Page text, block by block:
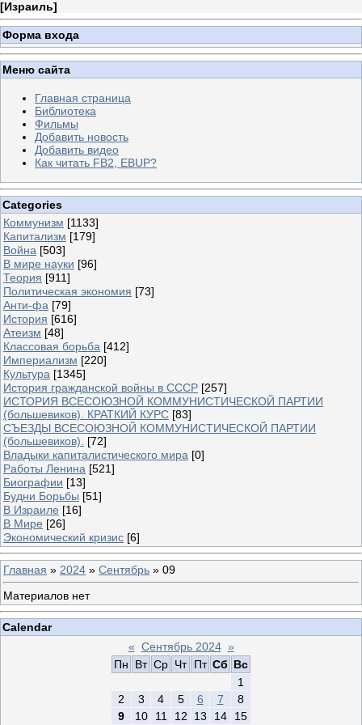
[Израиль]
Форма входа
Меню сайта
Главная страница
Библиотека
Фильмы
Добавить новость
Добавить видео
Как читать FB2, EBUP?
Categories
Коммунизм [1133]
Капитализм [179]
Война [503]
В мире науки [96]
Теория [911]
Политическая экономия [73]
Анти-фа [79]
История [616]
Атеизм [48]
Классовая борьба [412]
Империализм [220]
Культура [1345]
История гражданской войны в СССР [257]
ИСТОРИЯ ВСЕСОЮЗНОЙ КОММУНИСТИЧЕСКОЙ ПАРТИИ
(большевиков). КРАТКИЙ КУРС [83]
СЪЕЗДЫ ВСЕСОЮЗНОЙ КОММУНИСТИЧЕСКОЙ ПАРТИИ
(большевиков).
[72]
Владыки капиталистического мира [0]
Работы Ленина [521]
Биографии [13]
Будни Борьбы [51]
В Израиле [16]
В Мире [26]
Экономический кризис [6]
Главная » 2024 » Сентябрь » 09
Материалов нет
Calendar
« Сентябрь 2024 »
Пн
Вт Ср Чт Пт Сб Вс
1
2
3 4 5 6 7
8
9
10 11 12 13 14 15